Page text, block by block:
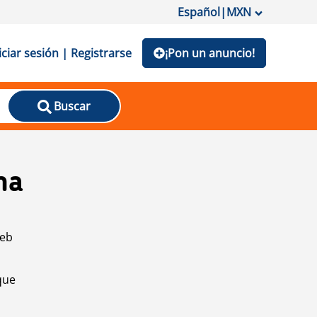
Español|MXN
sesión | Registrarse ¡Pon un anuncio!
Buscar